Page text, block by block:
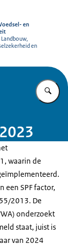
en
en
waarin de
een SPF factor,
2013. De
onderzoekt
staat, juist is
van 2024